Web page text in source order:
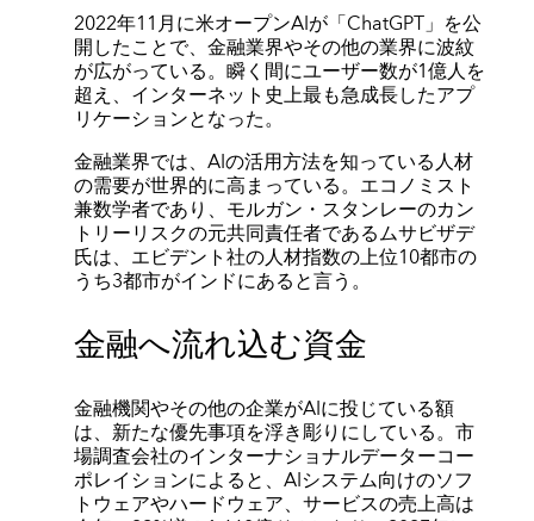
2022年11月に米オープンAIが「ChatGPT」を公
開したことで、金融業界やその他の業界に波紋
が広がっている。瞬く間にユーザー数が1億人を
超え、インターネット史上最も急成長したアプ
リケーションとなった。
金融業界では、AIの活用方法を知っている人材
の需要が世界的に高まっている。エコノミスト
兼数学者であり、モルガン・スタンレーのカン
トリーリスクの元共同責任者であるムサビザデ
氏は、エビデント社の人材指数の上位10都市の
うち3都市がインドにあると言う。
金融へ流れ込む資金
金融機関やその他の企業がAIに投じている額
は、新たな優先事項を浮き彫りにしている。市
場調査会社のインターナショナルデーターコー
ポレイションによると、AIシステム向けのソフ
トウェアやハードウェア、サービスの売上高は